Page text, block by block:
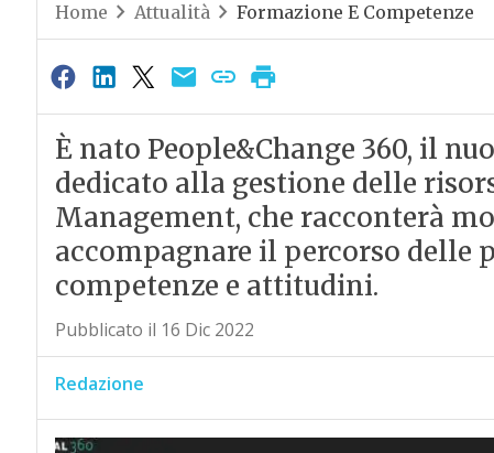
Home Attualità Formazione E Competenze
È nato People&Change 360, il
dedicato alla gestione delle
Management, che racconterà
accompagnare il percorso delle
competenze e attitudini.
Pubblicato il 16 Dic 2022
Redazione